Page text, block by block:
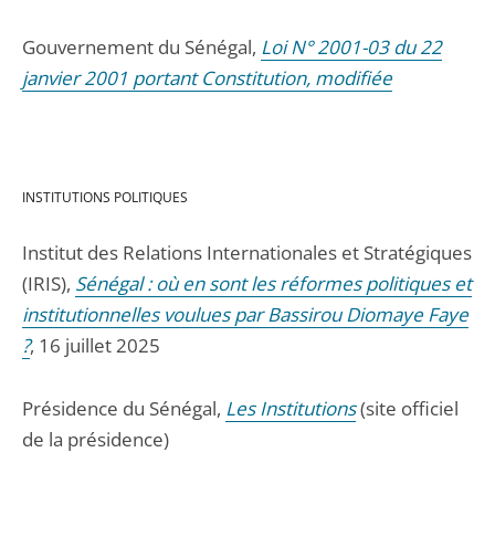
Gouvernement du Sénégal, Loi N° 2001-03 du 22
janvier 2001 portant Constitution, modifiée
INSTITUTIONS POLITIQUES
Institut des Relations Internationales et Stratégiques
(IRIS), Sénégal : où en sont les réformes politiques et
institutionnelles voulues par Bassirou Diomaye Faye
?, 16 juillet 2025
Présidence du Sénégal, Les Institutions(site officiel
de la présidence)